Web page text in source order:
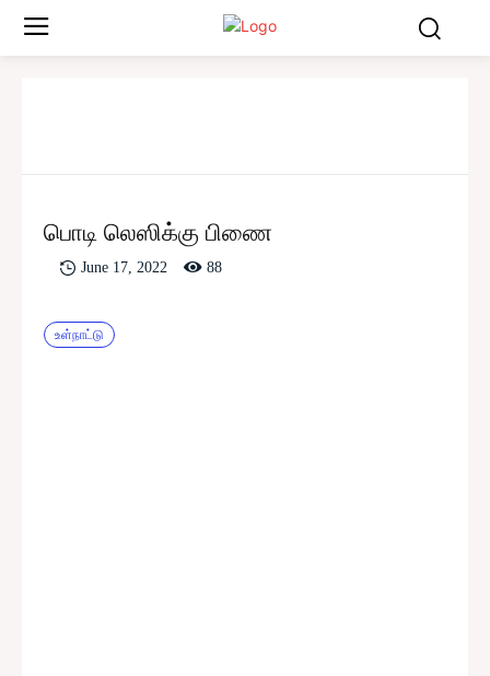
பொடி லெஸிக்கு பிணை
June 17, 2022 88
உள்நாட்டு